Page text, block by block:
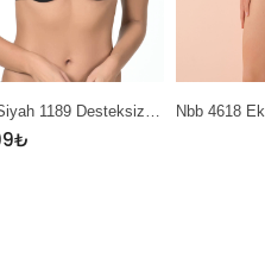
Nbb 4618 Ekru Dantel… Nbb